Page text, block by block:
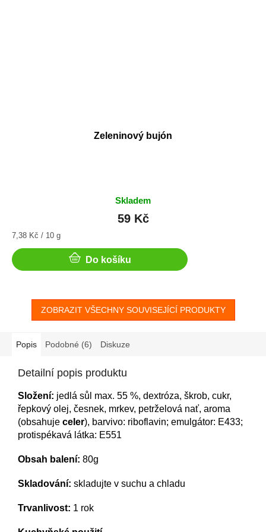
Zeleninový bujón
Skladem
59 Kč
Měrná
7,38 Kč / 10 g
Do košíku
ZOBRAZIT VŠECHNY SOUVISEJÍCÍ PRODUKTY
Popis Podobné (6) Diskuze
Detailní popis produktu
Složení: jedlá sůl max. 55 %, dextróza, škrob, cukr,
řepkový olej, česnek, mrkev, petrželová nať, aroma
(obsahuje celer), barvivo: riboflavin; emulgátor: E433;
protispékavá látka: E551
Obsah balení: 80g
Skladování: skladujte v suchu a chladu
Trvanlivost: 1 rok